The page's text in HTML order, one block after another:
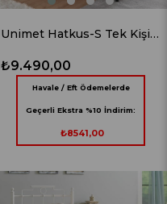
Unimet Hatkus-S Tek Kişilik Ferforje Siyah Metal Karyola
₺9.490,00
Havale / Eft Ödemelerde
Geçerli Ekstra %10 İndirim:
₺8541,00